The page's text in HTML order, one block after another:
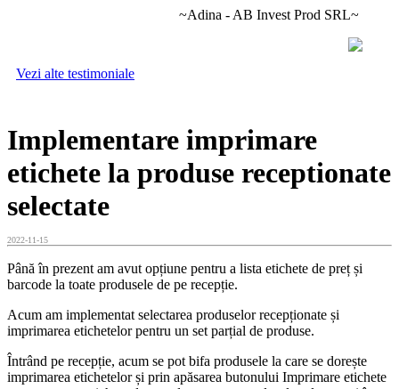
~Adina - AB Invest Prod SRL~
Vezi alte testimoniale
Implementare imprimare
etichete la produse receptionate
selectate
2022-11-15
Până în prezent am avut opțiune pentru a lista etichete de preț și
barcode la toate produsele de pe recepție.
Acum am implementat selectarea produselor recepționate și
imprimarea etichetelor pentru un set parțial de produse.
Întrând pe recepție, acum se pot bifa produsele la care se dorește
imprimarea etichetelor și prin apăsarea butonului Imprimare etichete